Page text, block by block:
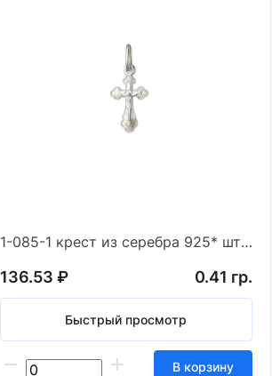
1-085-1 крест из серебра 925* штамп белый
136.53 ₽ 0.41 гр.
Быстрый просмотр
В корзину